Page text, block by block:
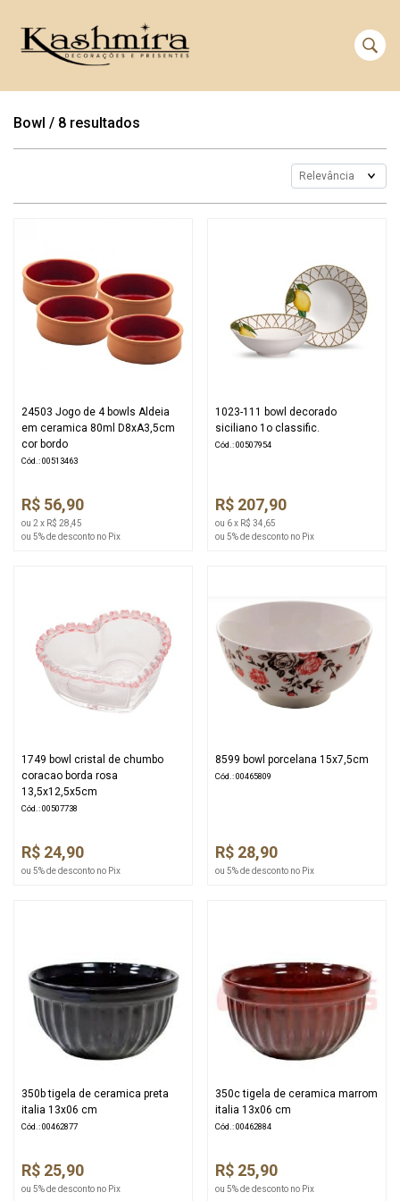
Bowl / 8 resultados
24503 Jogo de 4 bowls Aldeia
em ceramica 80ml D8xA3,5cm
cor bordo
Cód.: 00513463
R$ 56,90
ou 2 x R$ 28,45
ou 5% de desconto no Pix
1023-111 bowl decorado
siciliano 1o classific.
Cód.: 00507954
R$ 207,90
ou 6 x R$ 34,65
ou 5% de desconto no Pix
1749 bowl cristal de chumbo
coracao borda rosa
13,5x12,5x5cm
Cód.: 00507738
R$ 24,90
ou 5% de desconto no Pix
8599 bowl porcelana 15x7,5cm
Cód.: 00465809
R$ 28,90
ou 5% de desconto no Pix
350b tigela de ceramica preta
italia 13x06 cm
Cód.: 00462877
R$ 25,90
ou 5% de desconto no Pix
350c tigela de ceramica marrom
italia 13x06 cm
Cód.: 00462884
R$ 25,90
ou 5% de desconto no Pix